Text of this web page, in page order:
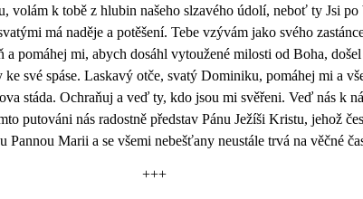
volám k tobě z hlubin našeho slzavého údolí, neboť ty Jsi po
má naděje a potěšení. Tebe vzývám jako svého
a pomáhej mi, abych dosáhl vytoužené milosti od Boha,
ke své spáse. Laskavý otče, svatý Dominiku, pomáhej mi a
stáda. Ochraňuj a veď ty, kdo jsou mi svěřeni. Veď nás k
putováni nás radostně představ Pánu Ježíši Kristu, jehož
Pannou Marii a se všemi nebešťany neustále trvá na věčné
+++